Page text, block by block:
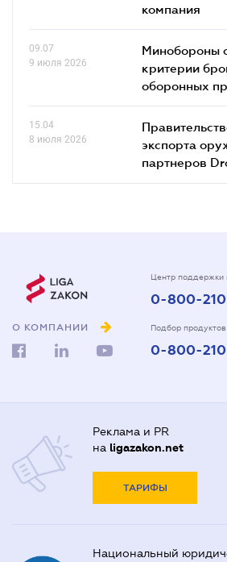
компания
09.07
9 июля 2026
Минобороны
критерии
оборонных
15.04
8 июля 2026
экспорта
партнеров
О КОМПАНИИ
Центр поддержки
0-800-
Подбор
0-800-
Реклама и PR
на ligazakon.net
ТАРИФЫ
Национальный